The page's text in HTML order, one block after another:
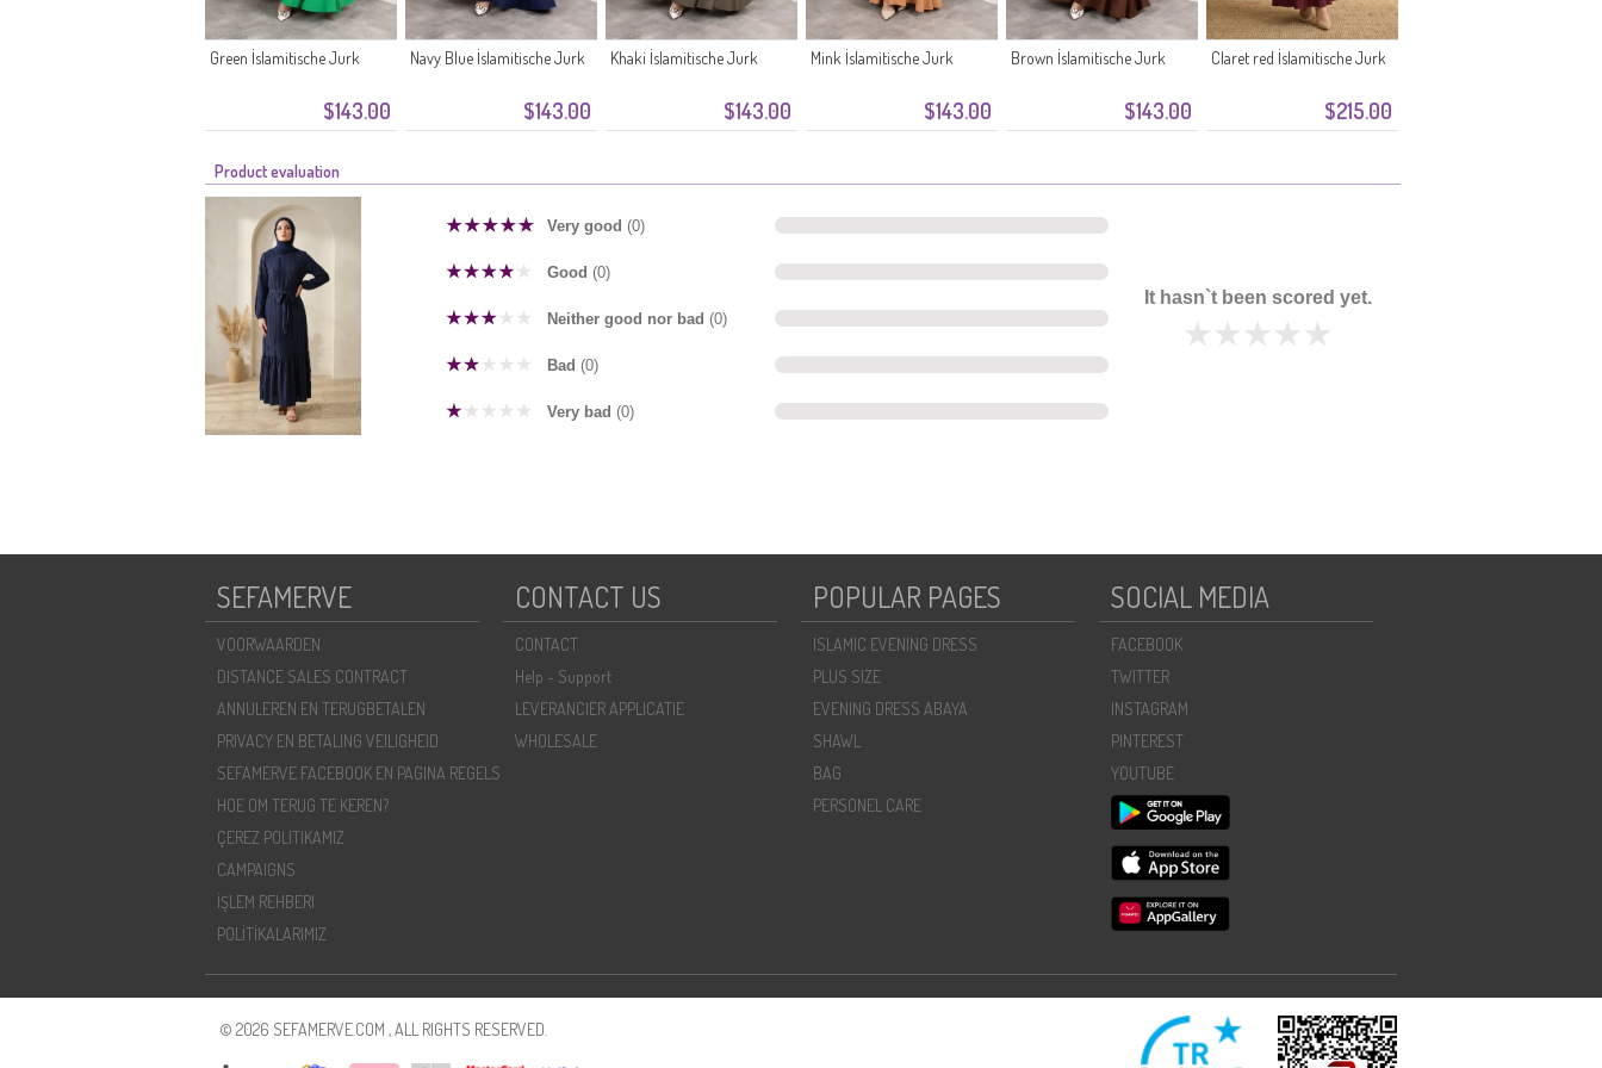
$143.00
Green İslamitische Jurk
$143.00
Navy Blue İslamitische Jurk
$143.00
Khaki İslamitische Jurk
$143.00
Mink İslamitische Jurk
$143.00
Brown İslamitische Jurk
$215.00
Claret red İslamitische Jurk
Product evaluation
Very good (0)
Good (0)
Neither good nor bad (0)
Bad (0)
Very bad (0)
It hasn`t been scored yet.
SEFAMERVE
VOORWAARDEN
DISTANCE SALES CONTRACT
ANNULEREN EN TERUGBETALEN
PRIVACY EN BETALING VEILIGHEID
SEFAMERVE FACEBOOK EN PAGINA REGELS
HOE OM TERUG TE KEREN?
ÇEREZ POLITIKAMIZ
CAMPAIGNS
İŞLEM REHBERI
POLİTİKALARIMIZ
CONTACT US
CONTACT
Help - Support
LEVERANCIER APPLICATIE
WHOLESALE
POPULAR PAGES
ISLAMIC EVENING DRESS
PLUS SIZE
EVENING DRESS ABAYA
SHAWL
BAG
PERSONEL CARE
SOCIAL MEDIA
FACEBOOK
TWITTER
INSTAGRAM
PINTEREST
YOUTUBE
© 2026 SEFAMERVE.COM , ALL RIGHTS RESERVED.